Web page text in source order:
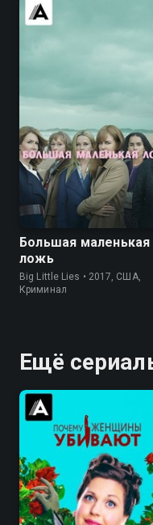
8.2 8.4
Большая маленькая
ложь
Big Little Lies • 2017, США,
Криминал
Ещё